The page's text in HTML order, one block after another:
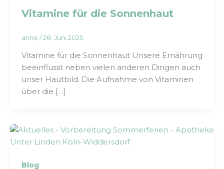
Vitamine für die Sonnenhaut
anne /28. Juni 2025
Vitamine für die Sonnenhaut Unsere Ernährung
beeinflusst neben vielen anderen Dingen auch
unser Hautbild. Die Aufnahme von Vitaminen
über die […]
Blog